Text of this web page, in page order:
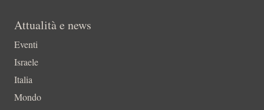
Attualità e news
Eventi
Israele
Italia
Mondo